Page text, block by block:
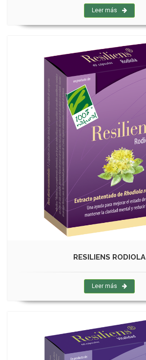
Leer más
RESILIENS RODIOLA
Leer más